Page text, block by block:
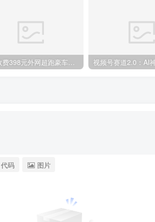
外面收费398元外网超跑豪车汽车视频搬运至快手抖音上热门项目
代码 图片